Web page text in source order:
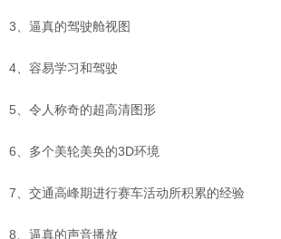
3、逼真的驾驶舱视图
4、容易学习和驾驶
5、令人称奇的超高清图形
6、多个美轮美奂的3D环境
7、交通高峰期进行赛车活动所积累的经验
8、逼真的声音播放